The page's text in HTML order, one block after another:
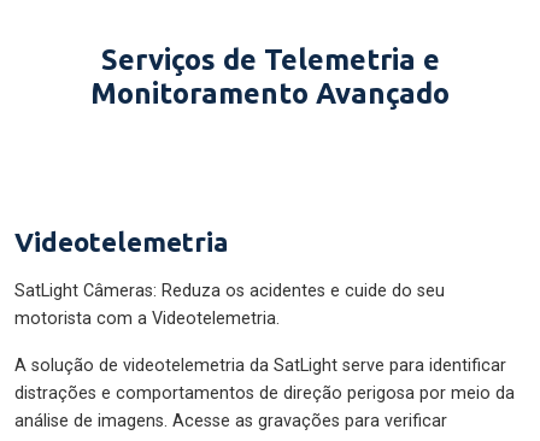
Serviços de Telemetria e
Monitoramento Avançado
Videotelemetria
SatLight Câmeras: Reduza os acidentes e cuide do seu
motorista com a Videotelemetria.
A solução de videotelemetria da SatLight serve para identificar
distrações e comportamentos de direção perigosa por meio da
análise de imagens. Acesse as gravações para verificar